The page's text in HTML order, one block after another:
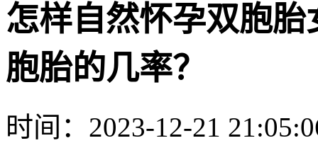
怎样自然怀孕双胞
胞胎的几率？
时间：2023-12-21